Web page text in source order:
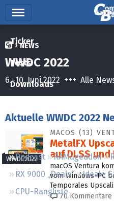
Ticker
Tests
Downloads
Podcast RAMageddon
RX 9000 „Deals“
Ideale
CPU-Rangliste
NEWS
WWDC 2022
6.–10. Juni 2022 +++ Alle
Aktuelle WWDC 2022
WWDC 2022
MACOS (13)
MetalFX
auf DLSS und
macOS Ventura
vom Windows-PC
Temporales
70 Kommentare